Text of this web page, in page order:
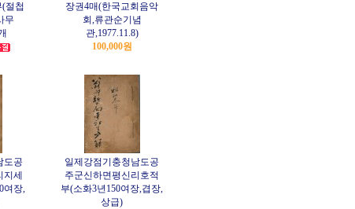
절첩
무
장권4매(한국교회음악
회,류관순기념
관,1977.11.8)
100,000원
도공
세
여장,
일제강점기충청남도공
주군신하면평신리호적
부(소화3년150여장,겹장,
상급)